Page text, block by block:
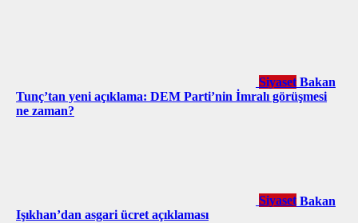
Siyaset Bakan
Tunç’tan yeni açıklama: DEM Parti’nin İmralı görüşmesi
ne zaman?
Siyaset Bakan
Işıkhan’dan asgari ücret açıklaması